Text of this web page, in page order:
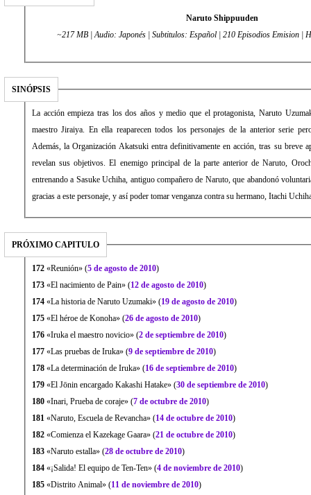
Naruto Shippuuden
~217 MB | Audio: Japonés | Subtitulos: Español |
SINÓPSIS
La acción empieza tras los dos años y medio que el protagonista, Naruto
maestro Jiraiya. En ella reaparecen todos los personajes de la anterior serie
Además, la Organización Akatsuki entra definitivamente en acción, tras su breve
revelan sus objetivos. El enemigo principal de la parte anterior de Naruto,
entrenando a Sasuke Uchiha, antiguo compañero de Naruto, que abandonó
gracias a este personaje, y así poder tomar venganza contra su hermano, Itachi
PRÓXIMO CAPITULO
172 «Reunión» (5 de agosto de 2010)
173
«El nacimiento de Pain» (12 de agosto de 2010)
174
«La historia de Naruto Uzumaki» (19 de agosto de 2010)
175
«El héroe de Konoha» (26 de agosto de 2010)
176 «Iruka el maestro novicio» (2 de septiembre de 2010)
177
«Las pruebas de Iruka» (9 de septiembre de 2010)
178 «La determinación de Iruka» (16 de septiembre de 2010)
179
«El Jōnin encargado Kakashi Hatake» (30 de septiembre de 2010)
180 «Inari, Prueba de coraje» (7 de octubre de 2010)
181
«Naruto, Escuela de Revancha» (14 de octubre de 2010)
182 «Comienza el Kazekage Gaara» (21 de octubre de 2010)
183 «Naruto estalla» (28 de octubre de 2010)
184
«¡Salida! El equipo de Ten-Ten» (4 de noviembre de 2010)
185 «Distrito Animal» (11 de noviembre de 2010)